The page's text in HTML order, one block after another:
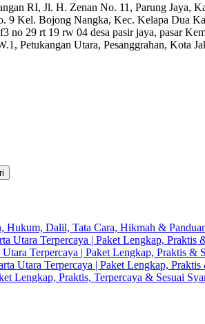
RI, Jl. H. Zenan No. 11, Parung Jaya,
9 Kel. Bojong Nangka, Kec. Kelapa Dua
no 29 rt 19 rw 04 desa pasir jaya, pasar
Petukangan Utara, Pesanggrahan, Kota
Hukum, Dalil, Tata Cara, Hikmah &
Utara Terpercaya | Paket Lengkap, Praktis
Terpercaya | Paket Lengkap, Praktis &
Utara Terpercaya | Paket Lengkap, Praktis
Lengkap, Praktis, Terpercaya & Sesuai